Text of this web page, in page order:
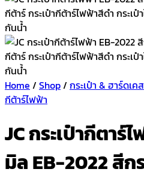
Home / Shop/ กระเป๋า & ฮาร์ดเคส
กีต้าร์ไฟฟ้า
JC กระเป๋ากีตาร์
มิล EB-2022 สีก